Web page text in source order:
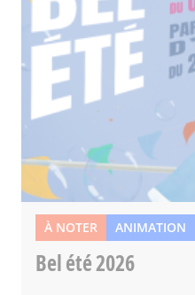
À NOTER ANIMATION
Bel été 2026